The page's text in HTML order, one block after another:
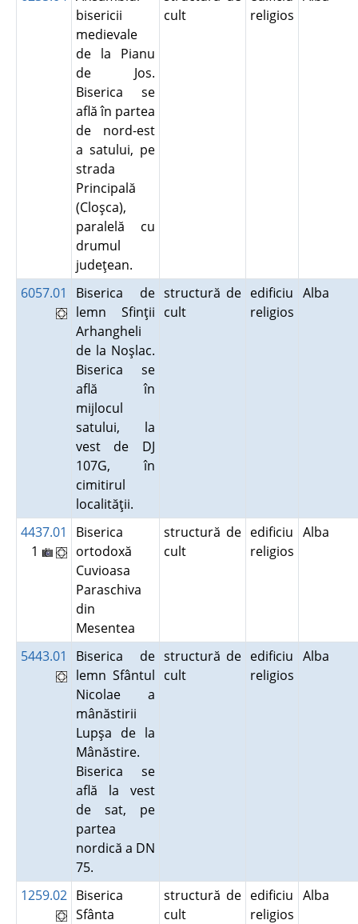
bisericii
medievale
de la Pianu
de Jos.
Biserica se
află în partea
de nord-est
a satului, pe
strada
Principală
(Cloşca),
paralelă cu
drumul
judeţean.
cult
religios
6057.01
Biserica de
lemn Sfinţii
Arhangheli
de la Noşlac.
Biserica se
află în
mijlocul
satului, la
vest de DJ
107G, în
cimitirul
localităţii.
structură de
cult
edificiu
religios
Alba
4437.01
1
Biserica
ortodoxă
Cuvioasa
Paraschiva
din
Mesentea
structură de
cult
edificiu
religios
Alba
5443.01
Biserica de
lemn Sfântul
Nicolae a
mânăstirii
Lupşa de la
Mânăstire.
Biserica se
află la vest
de sat, pe
partea
nordică a DN
75.
structură de
cult
edificiu
religios
Alba
1259.02 Biserica
Sfânta
structură de
cult
edificiu
religios
Alba